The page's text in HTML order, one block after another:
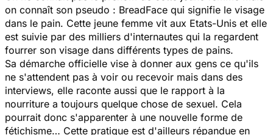
on connaît son pseudo : BreadFace qui signifie le visage
dans le pain. Cette jeune femme vit aux Etats-Unis et elle
est suivie par des milliers d'internautes qui la regardent
fourrer son visage dans différents types de pains.
Sa démarche officielle vise à donner aux gens ce qu'ils
ne s'attendent pas à voir ou recevoir mais dans des
interviews, elle raconte aussi que le rapport à la
nourriture a toujours quelque chose de sexuel. Cela
pourrait donc s'apparenter à une nouvelle forme de
fétichisme… Cette pratique est d'ailleurs répandue en